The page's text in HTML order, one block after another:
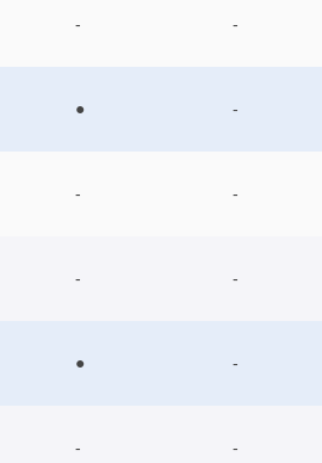
- -
● -
- -
- -
● -
- -